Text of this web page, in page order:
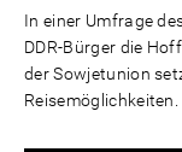
In einer Umfrage
DDR-Bürger die
der Sowjetunion
Reisemöglichkeiten.